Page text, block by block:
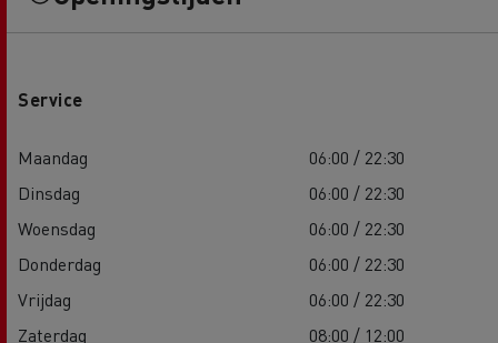
Service
Maandag
06:00 / 22:30
Dinsdag
06:00 / 22:30
Woensdag
06:00 / 22:30
Donderdag
06:00 / 22:30
Vrijdag
06:00 / 22:30
Zaterdag
08:00 / 12:00